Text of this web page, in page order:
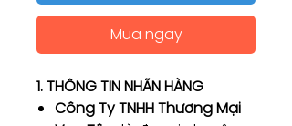
Mua ngay
1. THÔNG TIN NHÃN HÀNG
Công Ty TNHH Thương Mại